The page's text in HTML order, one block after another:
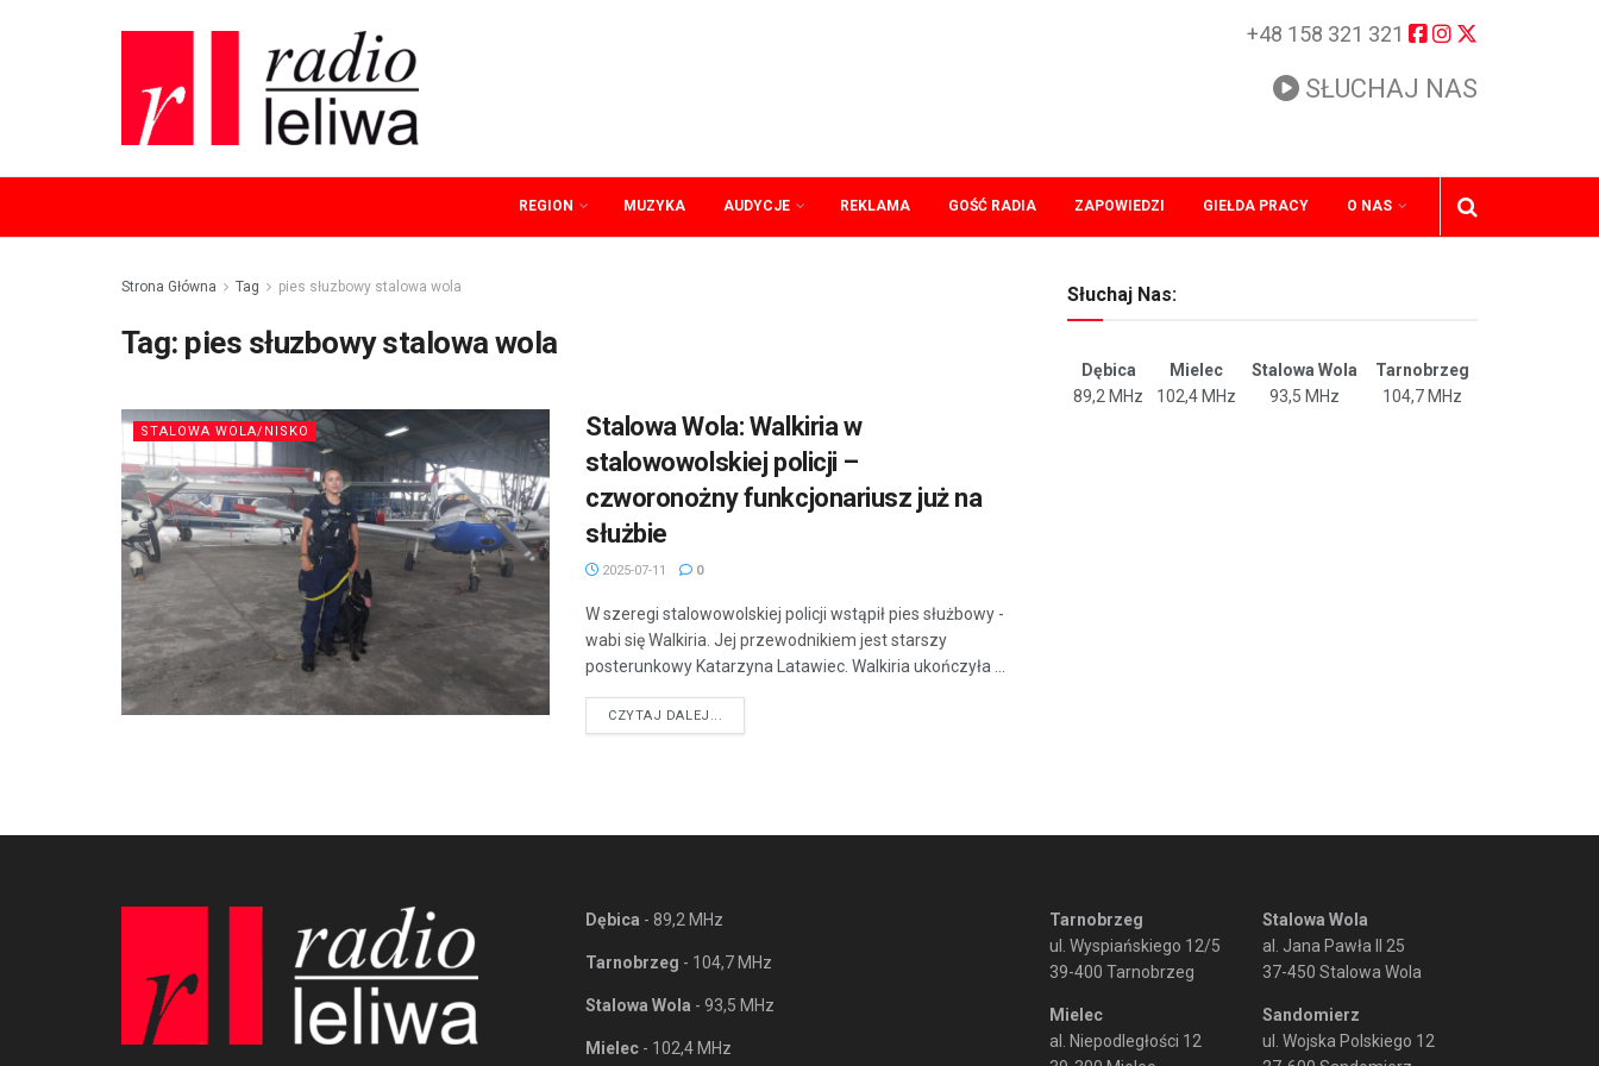
+48 158 321 321
SŁUCHAJ NAS
REGION MUZYKA AUDYCJE REKLAMA GOŚĆ RADIA ZAPOWIEDZI GIEŁDA PRACY O NAS
Strona Główna Tag pies słuzbowy stalowa wola
Tag: pies słuzbowy stalowa wola
STALOWA WOLA/NISKO
Stalowa Wola: Walkiria w
stalowowolskiej policji –
czworonożny funkcjonariusz już na
służbie
2025-07-11 0
W szeregi stalowowolskiej policji wstąpił pies służbowy -
wabi się Walkiria. Jej przewodnikiem jest starszy
posterunkowy Katarzyna Latawiec. Walkiria ukończyła ...
CZYTAJ DALEJ...
Słuchaj Nas:
Dębica Mielec Stalowa Wola
Tarnobrzeg
89,2 MHz
102,4 MHz 93,5 MHz 104,7 MHz
Dębica - 89,2 MHz
Tarnobrzeg - 104,7 MHz
Stalowa Wola - 93,5 MHz
Mielec - 102,4 MHz
Tarnobrzeg
ul. Wyspiańskiego 12/5
39-400 Tarnobrzeg
Mielec
al. Niepodległości 12
Stalowa Wola
al. Jana Pawła II 25
37-450 Stalowa Wola
Sandomierz
ul. Wojska Polskiego 12